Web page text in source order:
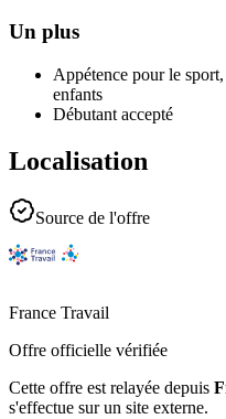
Un plus
Appétence pour le
enfants
Débutant accepté
Localisation
Source de l'offre
France Travail
Offre officielle vérifiée
Cette offre est relayée depuis
s'effectue sur un site externe.